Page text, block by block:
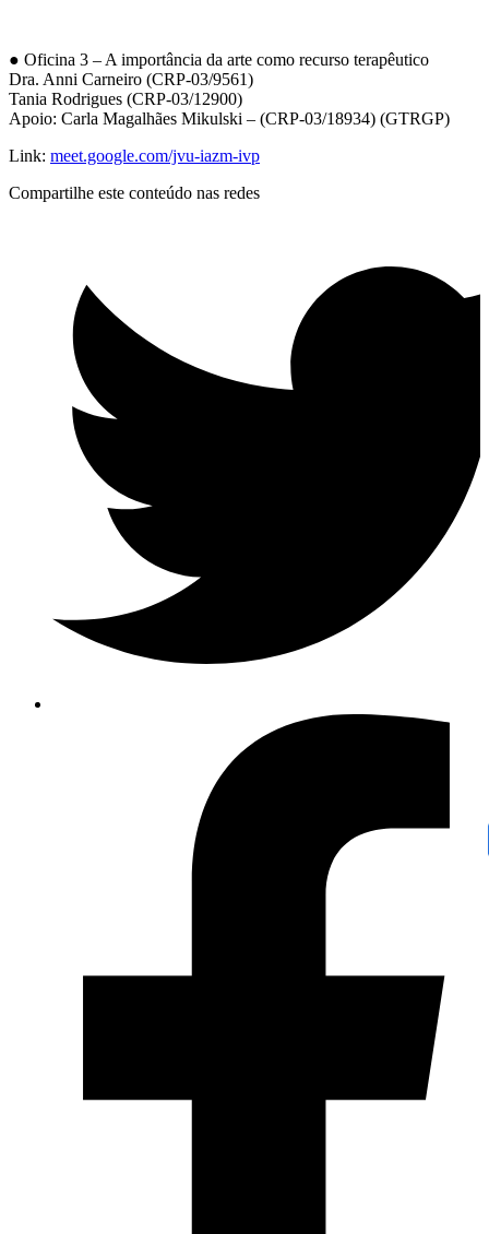
● Oficina 3 – A importância da arte como recurso terapêutico
Dra. Anni Carneiro (CRP-03/9561)
Tania Rodrigues (CRP-03/12900)
Apoio: Carla Magalhães Mikulski – (CRP-03/18934) (GTRGP)
Link: meet.google.com/jvu-iazm-ivp
Compartilhe este conteúdo nas redes